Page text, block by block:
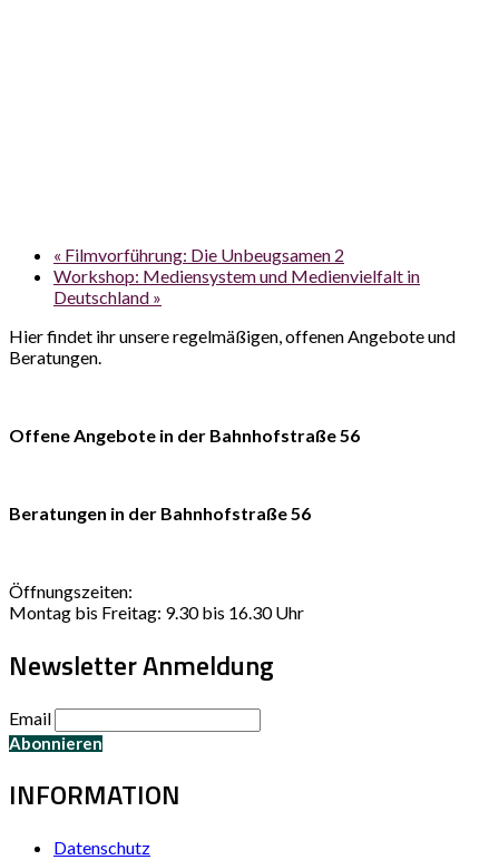
« Filmvorführung: Die Unbeugsamen 2
Workshop: Mediensystem und Medienvielfalt in
Deutschland »
Hier findet ihr unsere regelmäßigen, offenen Angebote und
Beratungen.
Offene Angebote in der Bahnhofstraße 56
Beratungen in der Bahnhofstraße 56
Öffnungszeiten:
Montag bis Freitag: 9.30 bis 16.30 Uhr
Newsletter Anmeldung
Email
INFORMATION
Datenschutz